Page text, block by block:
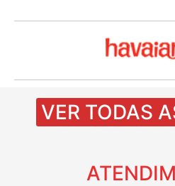
VER TODAS